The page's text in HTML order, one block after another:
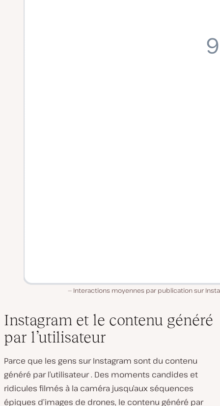
Interactions moyennes par publication sur
Instagram et le contenu généré
par l’utilisateur
Parce que les gens sur Instagram sont du contenu
généré par l’utilisateur . Des moments candides et
ridicules filmés à la caméra jusqu’aux séquences
épiques d’images de drones, le contenu généré par